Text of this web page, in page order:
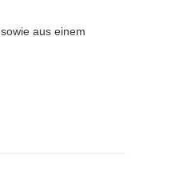
sowie aus einem